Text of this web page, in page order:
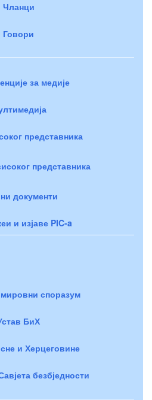
Чланци
Говори
за медије
представника
представника
документи
и изјаве PIC-a
мировни споразум
БиХ
и Херцеговине
безбједности